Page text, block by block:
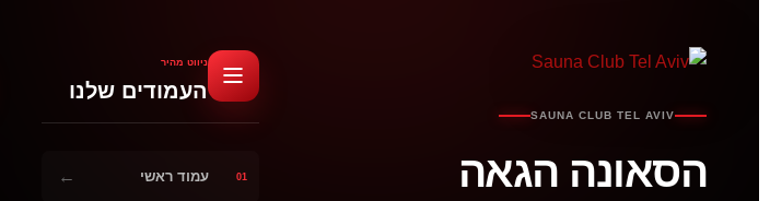
SAUNA CLUB TEL AVIV
הסאונה הגאה
ניווט מהיר
העמודים שלנו
01 עמוד ראשי ←